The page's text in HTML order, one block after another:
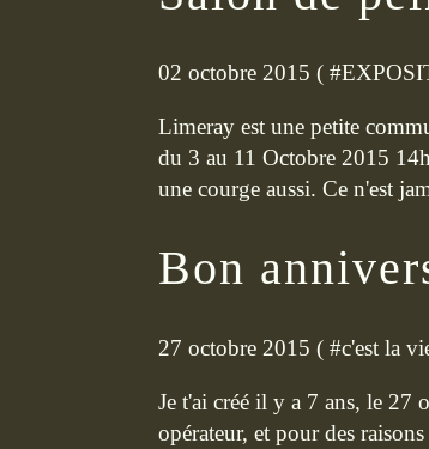
02 octobre 2015 ( #
Limeray est une petite
du 3 au 11 Octobre 2015
une courge aussi. Ce n'est
Bon
27 octobre 2015 ( #c'est la
Je t'ai créé il y a 7 ans, le 27
opérateur, et pour des